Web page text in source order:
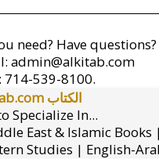
need? Have questions?
admin@alkitab.com
714-539-8100.
alkitab.com الكتاب
Specialize In...
East & Islamic Books
Studies | English-